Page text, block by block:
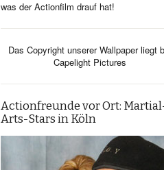
was der Actionfilm drauf hat!
Das Copyright unserer Wallpaper liegt
Capelight Pictures
Actionfreunde vor Ort:
Arts-Stars in Köln